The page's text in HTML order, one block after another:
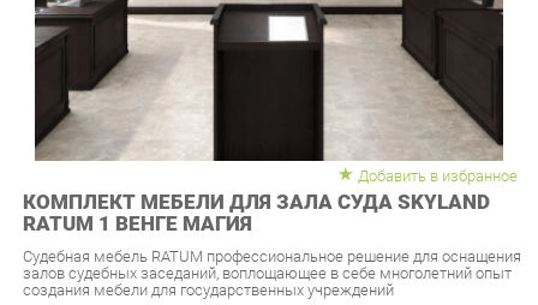
Добавить в избранное
КОМПЛЕКТ МЕБЕЛИ ДЛЯ ЗАЛА СУДА SKYLAND
RATUM 1 ВЕНГЕ МАГИЯ
Судебная мебель RATUM профессиональное решение для оснащения
создания мебели для государственных учреждений
Рейтинг: (голосов:0)